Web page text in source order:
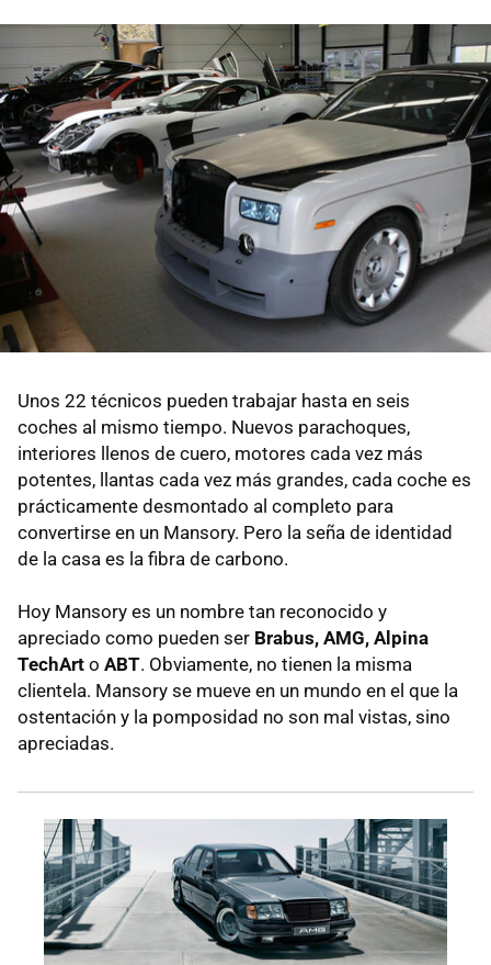
Unos 22 técnicos pueden trabajar hasta en seis
coches al mismo tiempo. Nuevos parachoques,
interiores llenos de cuero, motores cada vez más
potentes, llantas cada vez más grandes, cada coche es
prácticamente desmontado al completo para
convertirse en un Mansory. Pero la seña de identidad
de la casa es la fibra de carbono.
Hoy Mansory es un nombre tan reconocido y
apreciado como pueden ser Brabus, AMG, Alpina
TechArt o ABT. Obviamente, no tienen la misma
clientela. Mansory se mueve en un mundo en el que la
ostentación y la pomposidad no son mal vistas, sino
apreciadas.